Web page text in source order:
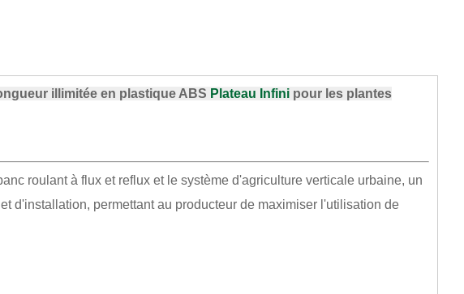
illimitée en plastique ABS Plateau Infinipour les plantes
roulant à flux et reflux et le système d'agriculture verticale urbaine, un
d'installation, permettant au producteur de maximiser l'utilisation de